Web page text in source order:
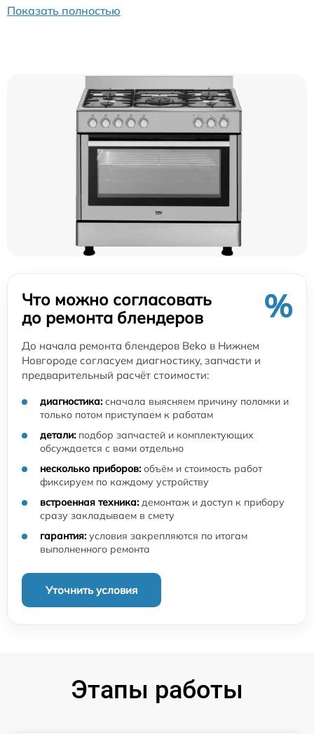
Показать полностью
Что можно согласовать
до ремонта блендеров
%
До начала ремонта блендеров Beko в Нижнем
Новгороде согласуем диагностику, запчасти и
предварительный расчёт стоимости:
диагностика: сначала выясняем причину поломки и
только потом приступаем к работам
детали: подбор запчастей и комплектующих
обсуждается с вами отдельно
несколько приборов: объём и стоимость работ
фиксируем по каждому устройству
встроенная техника: демонтаж и доступ к прибору
сразу закладываем в смету
гарантия: условия закрепляются по итогам
выполненного ремонта
Уточнить условия
Этапы работы